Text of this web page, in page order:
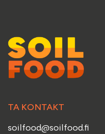
TA KONTAKT
soilfood@soilfood.fi